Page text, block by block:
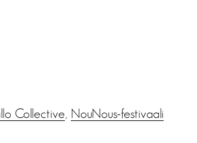
Collective, NouNous-festivaali